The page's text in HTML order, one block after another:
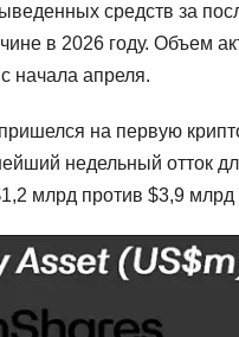
средств за
в 2026 году. Объем
начала апреля.
на первую
недельный отток
млрд против $3,9